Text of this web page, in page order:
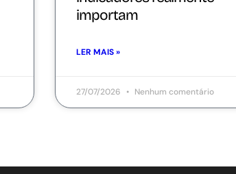
importam
LER MAIS »
27/07/2026 Nenhum comentário